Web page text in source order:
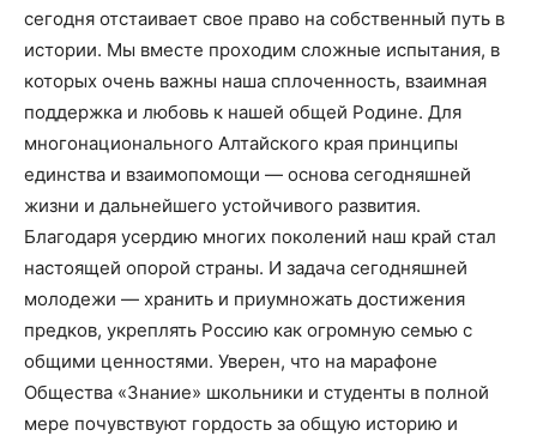
сегодня отстаивает свое право на собственный путь в
истории. Мы вместе проходим сложные испытания, в
которых очень важны наша сплоченность, взаимная
поддержка и любовь к нашей общей Родине. Для
многонационального Алтайского края принципы
единства и взаимопомощи — основа сегодняшней
жизни и дальнейшего устойчивого развития.
Благодаря усердию многих поколений наш край стал
настоящей опорой страны. И задача сегодняшней
молодежи — хранить и приумножать достижения
предков, укреплять Россию как огромную семью с
общими ценностями. Уверен, что на марафоне
Общества «Знание» школьники и студенты в полной
мере почувствуют гордость за общую историю и